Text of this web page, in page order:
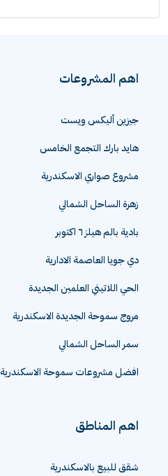
اهم المشروعات
جيزين أليكس ويست
هايد بارك التجمع الخامس
مشروع صواري الاسكندرية
زهرة الساحل الشمالي
بادية بالم هيلز ٦ اكتوبر
دي جويا العاصمة الادارية
الحي اللاتيني العلمين الجديدة
مروج سموحة الجديدة الاسكندرية
سمر الساحل الشمالي
افضل مشروعات سموحة الاسكندرية
اهم المناطق
شقق للبيع بالاسكندرية